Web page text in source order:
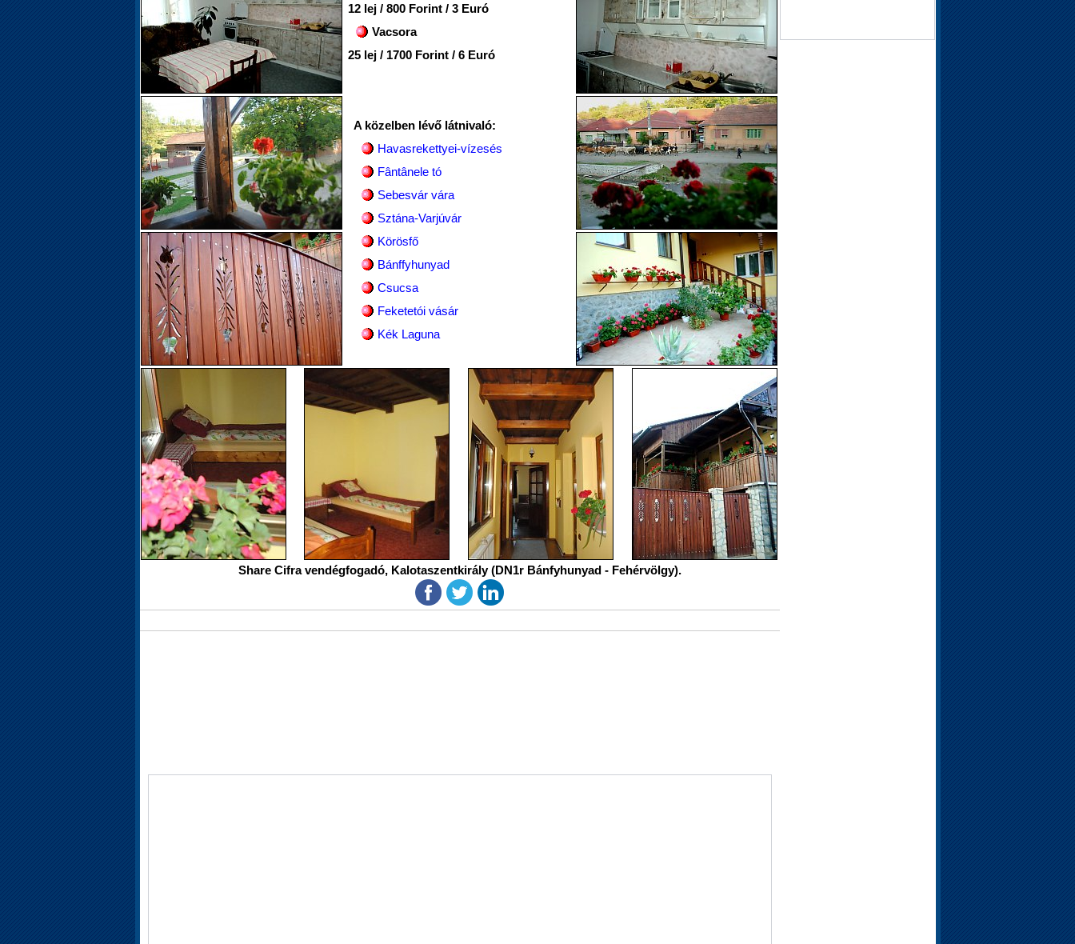
12 lej / 800 Forint / 3 Euró
Vacsora
25 lej / 1700 Forint / 6 Euró
A közelben lévő látnivaló:
Havasrekettyei-vízesés
Fântânele tó
Sebesvár vára
Sztána-Varjúvár
Körösfő
Bánffyhunyad
Csucsa
Feketetói vásár
Kék Laguna
Share Cifra vendégfogadó, Kalotaszentkirály (DN1r Bánfyhunyad - Fehérvölgy).